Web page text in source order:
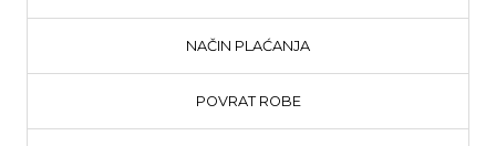
NAČIN PLAĆANJA
POVRAT ROBE